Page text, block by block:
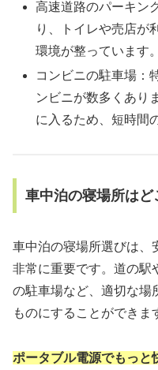
高速道路のパーキン
り、トイレや売店が
環境が整っています。
コンビニの駐車場：
ンビニが数多くあり
に入るため、短時間
車中泊の寝場所はど
車中泊の寝場所選びは、
非常に重要です。道の駅
の駐車場など、適切な場
ものにすることができま
ポータブル電源でもっと